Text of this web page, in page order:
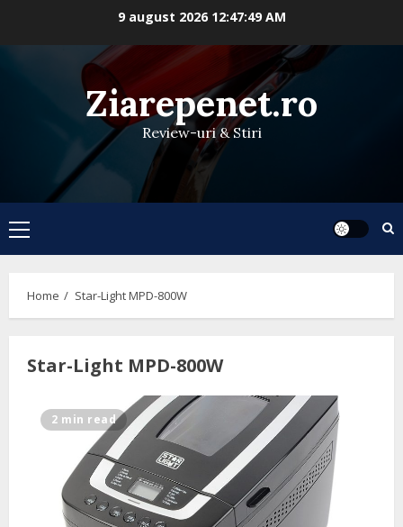
9 august 2026 12:47:49 AM
Ziarepenet.ro
Review-uri & Stiri
Primary
Menu
Home Star-Light MPD-800W
Star-Light MPD-800W
2 min read